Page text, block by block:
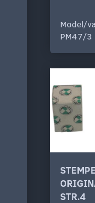
Model/
PM47/3
STR.4